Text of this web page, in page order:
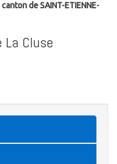
canton de SAINT-ETIENNE-
Cluse